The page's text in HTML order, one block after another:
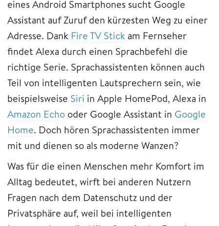
eines Android Smartphones sucht Google
Assistant auf Zuruf den kürzesten Weg zu einer
Adresse. Dank Fire TV Stick am Fernseher
findet Alexa durch einen Sprachbefehl die
richtige Serie. Sprachassistenten können auch
Teil von intelligenten Lautsprechern sein, wie
beispielsweise Siri in Apple HomePod, Alexa in
Amazon Echo oder Google Assistant in Google
Home. Doch hören Sprachassistenten immer
mit und dienen so als moderne Wanzen?
Was für die einen Menschen mehr Komfort im
Alltag bedeutet, wirft bei anderen Nutzern
Fragen nach dem Datenschutz und der
Privatsphäre auf, weil bei intelligenten